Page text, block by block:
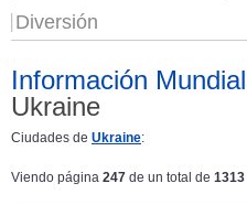
Diversión
Información Mundial
Ukraine
Ciudades de Ukraine:
Viendo página 247 de un total de 1313